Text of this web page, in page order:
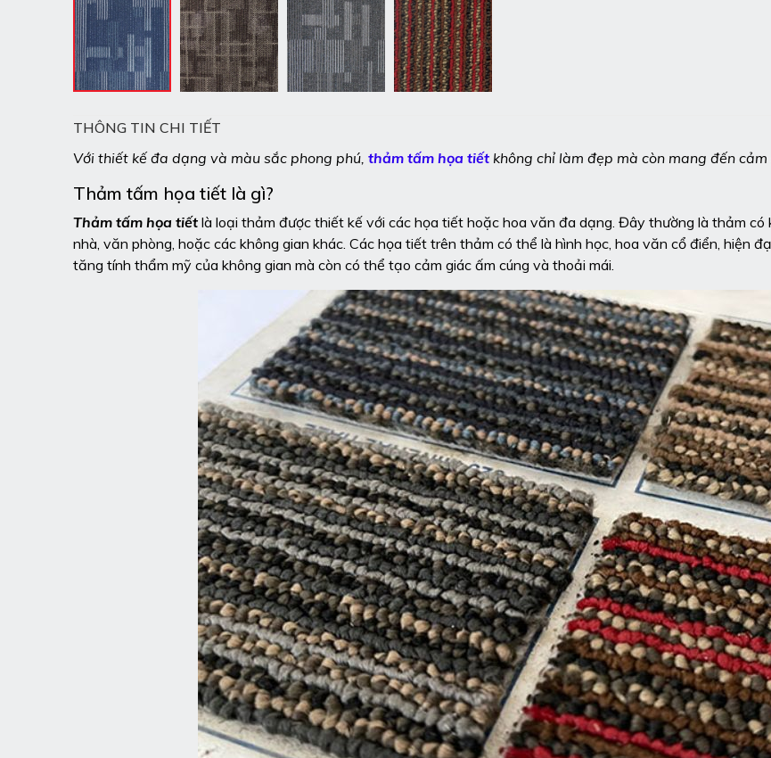
THÔNG TIN CHI TIẾT
Với thiết kế đa dạng và màu sắc phong phú, thảm tấm họa tiết không chỉ làm đẹp mà còn mang đến
Thảm tấm họa tiết là gì?
Thảm tấm họa tiết là loại thảm được thiết kế với các họa tiết hoặc hoa văn đa dạng. Đây thường là thảm
nhà, văn phòng, hoặc các không gian khác. Các họa tiết trên thảm có thể là hình học, hoa văn cổ điển, hiện
tăng tính thẩm mỹ của không gian mà còn có thể tạo cảm giác ấm cúng và thoải mái.